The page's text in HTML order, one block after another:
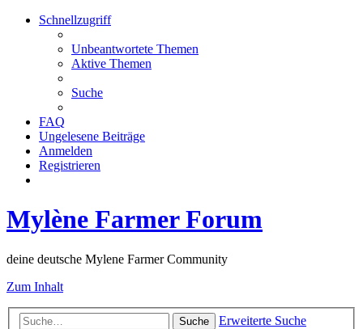
Schnellzugriff
Unbeantwortete Themen
Aktive Themen
Suche
FAQ
Ungelesene Beiträge
Anmelden
Registrieren
Mylène Farmer Forum
deine deutsche Mylene Farmer Community
Zum Inhalt
Suche Erweiterte Suche